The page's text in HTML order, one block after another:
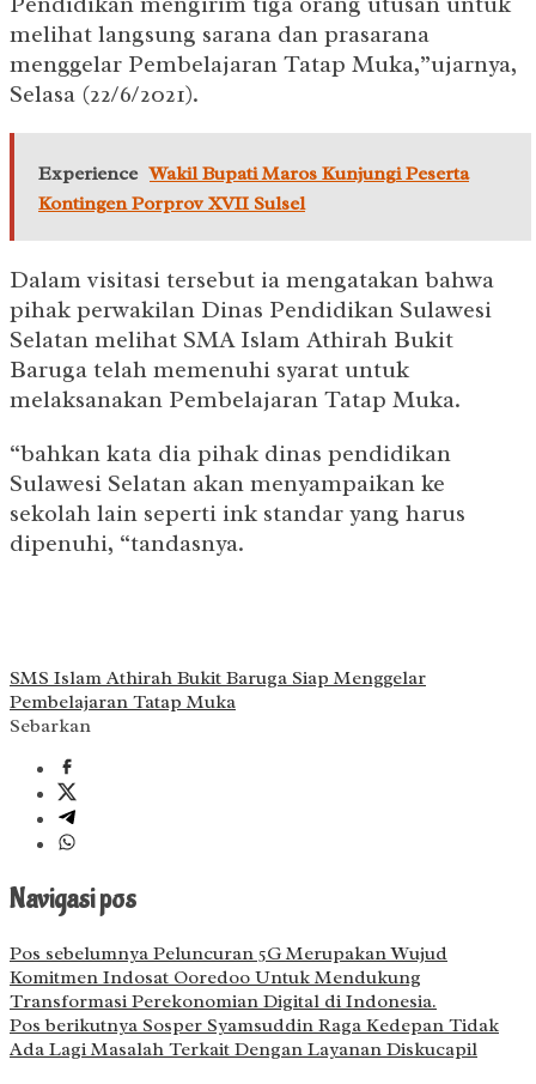
melihat langsung sarana dan prasarana
menggelar Pembelajaran Tatap Muka,”ujarnya,
Selasa (22/6/2021).
Experience Wakil Bupati Maros Kunjungi Peserta
Kontingen Porprov XVII Sulsel
Dalam visitasi tersebut ia mengatakan bahwa
pihak perwakilan Dinas Pendidikan Sulawesi
Selatan melihat SMA Islam Athirah Bukit
Baruga telah memenuhi syarat untuk
melaksanakan Pembelajaran Tatap Muka.
“bahkan kata dia pihak dinas pendidikan
Sulawesi Selatan akan menyampaikan ke
sekolah lain seperti ink standar yang harus
dipenuhi, “tandasnya.
SMS Islam Athirah Bukit Baruga Siap Menggelar
Pembelajaran Tatap Muka
Sebarkan
Navigasi pos
Pos sebelumnya Peluncuran 5G Merupakan Wujud
Komitmen Indosat Ooredoo Untuk Mendukung
Transformasi Perekonomian Digital di Indonesia.
Pos berikutnya Sosper Syamsuddin Raga Kedepan Tidak
Ada Lagi Masalah Terkait Dengan Layanan Diskucapil